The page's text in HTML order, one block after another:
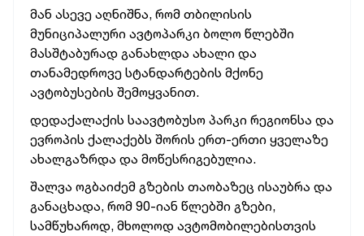
მან ასევე აღნიშნა, რომ თბილისის
მუნიციპალური ავტოპარკი ბოლო წლებში
მასშტაბურად განახლდა ახალი და
თანამედროვე სტანდარტების მქონე
ავტობუსების შემოყვანით.
დედაქალაქის საავტობუსო პარკი რეგიონსა და
ევროპის ქალაქებს შორის ერთ-ერთი ყველაზე
ახალგაზრდა და მოწესრიგებულია.
შალვა ოგბაიძემ გზების თაობაზეც ისაუბრა და
განაცხადა, რომ 90-იან წლებში გზები,
სამწუხაროდ, მხოლოდ ავტომობილებისთვის